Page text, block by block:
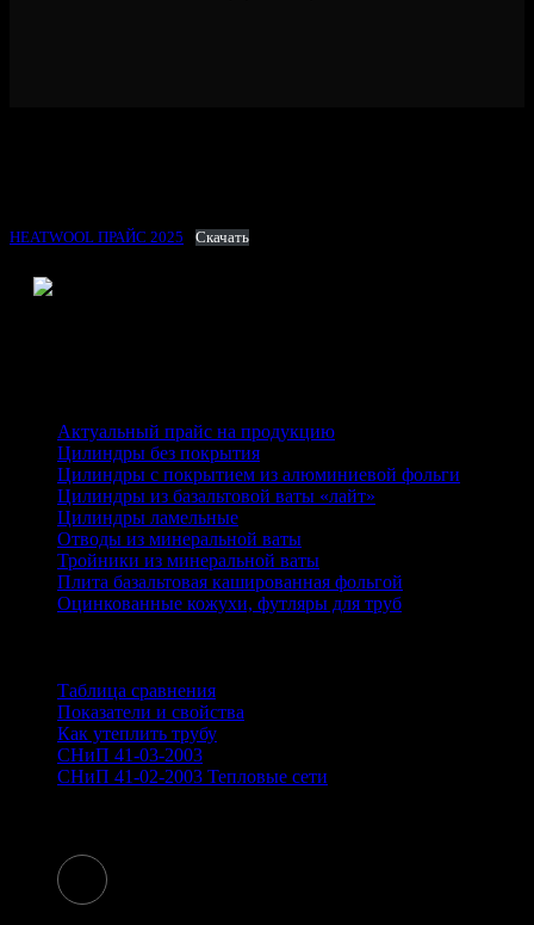
HEATWOOL ПРАЙС 2025 Скачать
Актуальный прайс на продукцию
Цилиндры без покрытия
Цилиндры с покрытием из алюминиевой фольги
Цилиндры из базальтовой ваты «лайт»
Цилиндры ламельные
Отводы из минеральной ваты
Тройники из минеральной ваты
Плита базальтовая кашированная фольгой
Оцинкованные кожухи, футляры для труб
Таблица сравнения
Показатели и свойства
Как утеплить трубу
СНиП 41-03-2003
СНиП 41-02-2003 Тепловые сети